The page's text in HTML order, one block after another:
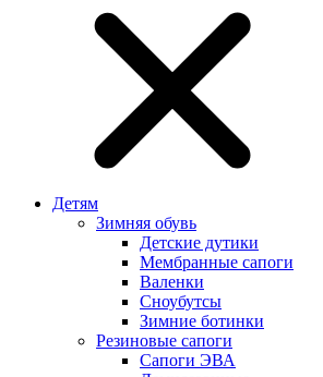
Детям
Зимняя обувь
Детские дутики
Мембранные сапоги
Валенки
Сноубутсы
Зимние ботинки
Резиновые сапоги
Сапоги ЭВА